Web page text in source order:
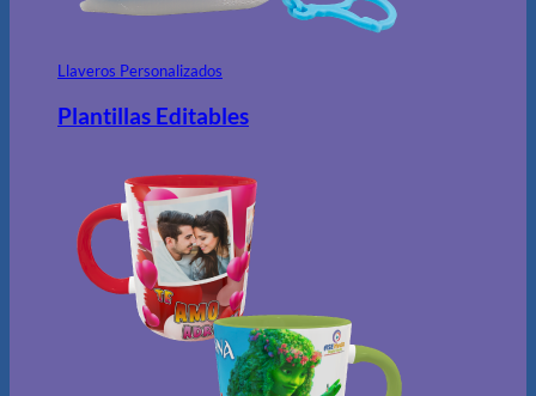
Llaveros Personalizados
Plantillas Editables